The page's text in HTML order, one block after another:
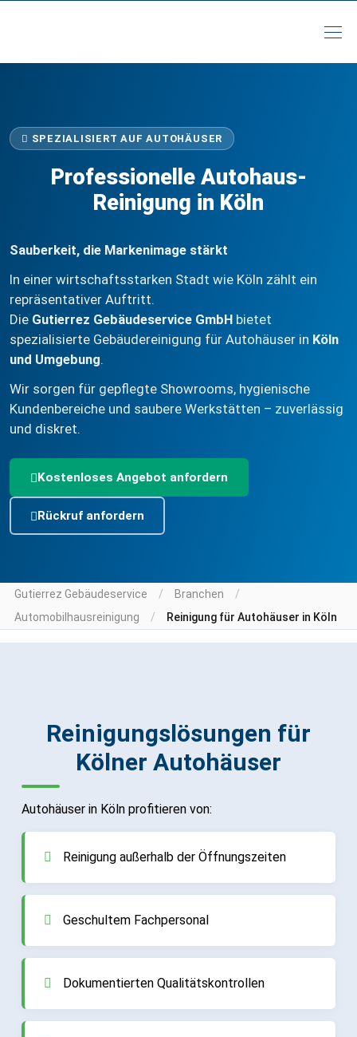
SPEZIALISIERT AUF AUTOHÄUSER
Professionelle Autohaus-
Reinigung in Köln
Sauberkeit, die Markenimage stärkt
In einer wirtschaftsstarken Stadt wie Köln zählt ein
repräsentativer Auftritt.
Die Gutierrez Gebäudeservice GmbH bietet
spezialisierte Gebäudereinigung für Autohäuser in Köln
und Umgebung.
Wir sorgen für gepflegte Showrooms, hygienische
Kundenbereiche und saubere Werkstätten – zuverlässig
und diskret.
Kostenloses Angebot anfordern
Rückruf anfordern
Gutierrez Gebäudeservice
Branchen
Automobilhausreinigung
Reinigung für Autohäuser in Köln
Reinigungslösungen für
Kölner Autohäuser
Autohäuser in Köln profitieren von:
Reinigung außerhalb der Öffnungszeiten
Geschultem Fachpersonal
Dokumentierten Qualitätskontrollen